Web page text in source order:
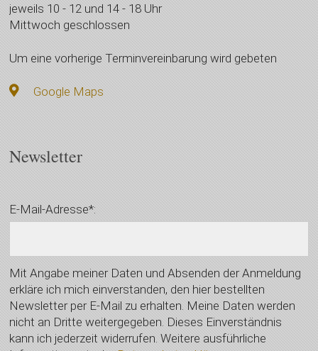
jeweils 10 - 12 und 14 - 18 Uhr
Mittwoch geschlossen
Um eine vorherige Terminvereinbarung wird gebeten
Google Maps
Newsletter
E-Mail-Adresse*:
Mit Angabe meiner Daten und Absenden der Anmeldung
erkläre ich mich einverstanden, den hier bestellten
Newsletter per E-Mail zu erhalten. Meine Daten werden
nicht an Dritte weitergegeben. Dieses Einverständnis
kann ich jederzeit widerrufen. Weitere ausführliche